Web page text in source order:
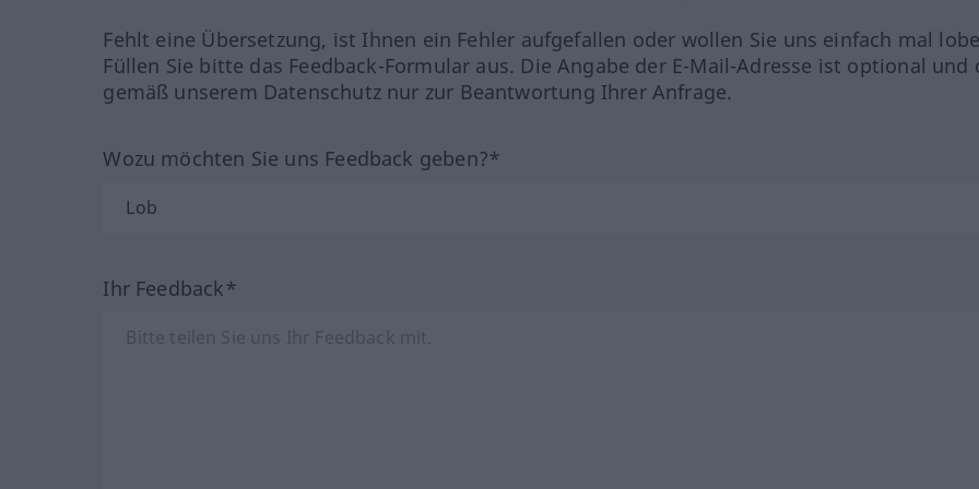
Fehlt eine Übersetzung, ist Ihnen ein Fehler aufgefallen oder wollen Sie uns einfach mal
Füllen Sie bitte das Feedback-Formular aus. Die Angabe der E-Mail-Adresse ist optional und
gemäß unserem Datenschutz nur zur Beantwortung Ihrer Anfrage.
Wozu möchten Sie uns Feedback geben?*
Ihr Feedback*